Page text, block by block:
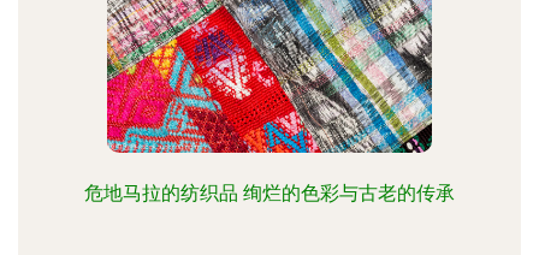
危地马拉的纺织品 绚烂的色彩与古老的传承